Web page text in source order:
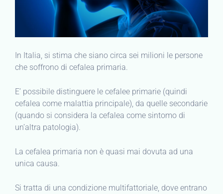
In Italia, si stima che siano circa sei milioni le persone
che soffrono di cefalea primaria.
E’ possibile distinguere le cefalee primarie (quindi
cefalea come malattia principale), da quelle secondarie
(quando si considera la cefalea come sintomo di
un’altra patologia).
La cefalea primaria non è quasi mai dovuta ad una
unica causa.
Si tratta di una condizione multifattoriale, dove entrano